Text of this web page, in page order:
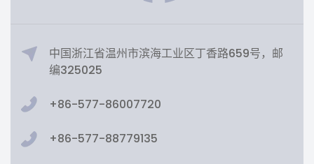
中国浙江省温州市滨海工业区丁香路659号，邮
编325025
+86-577-86007720
+86-577-88779135